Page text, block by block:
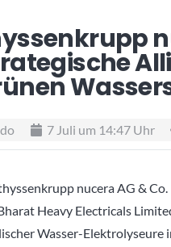
do 7 Juli um 14:47 Uhr
nucera AG & Co.
Heavy Electricals
Wasser-Elektrolyseure